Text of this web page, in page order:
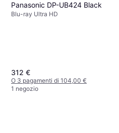
Panasonic DP-UB424 Black
Blu-ray Ultra HD
312 €
O 3 pagamenti di 104,00 €
1 negozio